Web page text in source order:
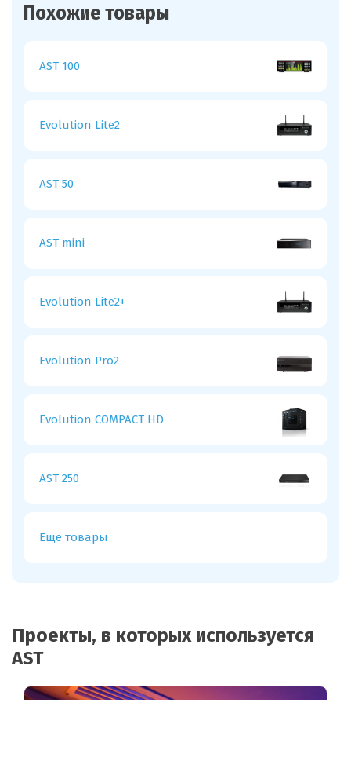
Похожие товары
AST 100
Evolution Lite2
AST 50
AST mini
Evolution Lite2+
Evolution Pro2
Evolution COMPACT HD
AST 250
Еще товары
Проекты, в которых используется
AST